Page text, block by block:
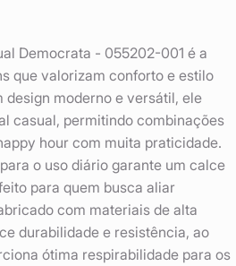
Democrata - 055202-001 é a
que valorizam conforto e estilo
design moderno e versátil, ele
casual, permitindo combinações
hour com muita praticidade.
o uso diário garante um calce
para quem busca aliar
com materiais de alta
durabilidade e resistência, ao
ótima respirabilidade para os